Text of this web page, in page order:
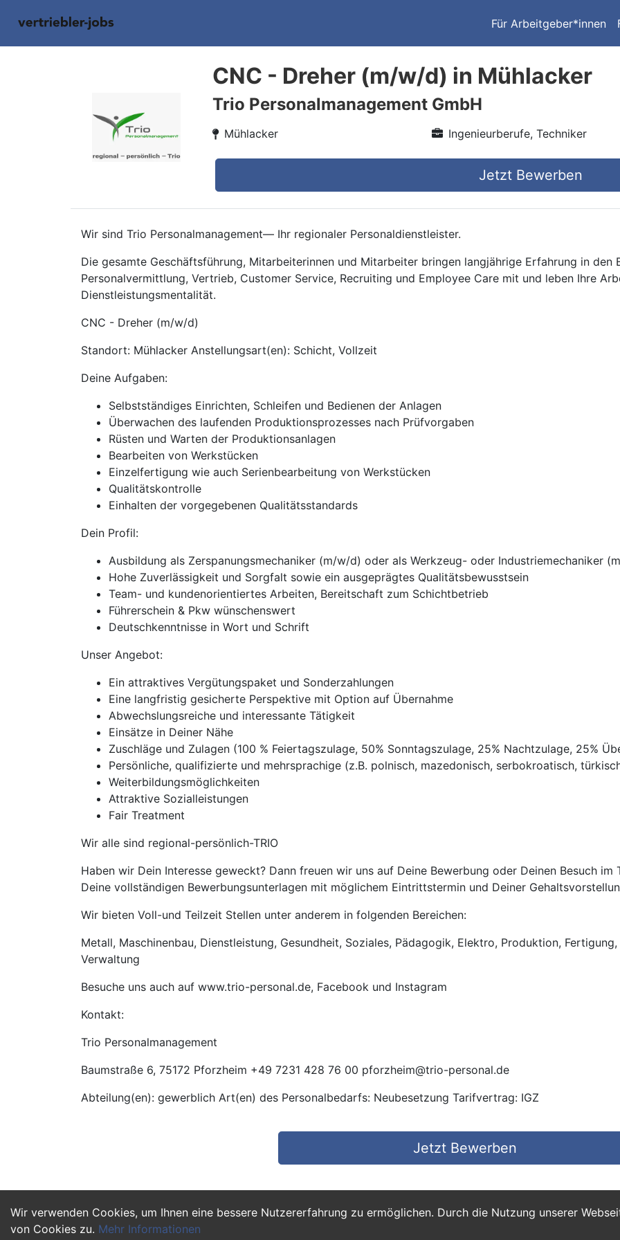
Für Arbeitgeber*innen
Wir verwenden Cookies, um Ihnen eine bessere Nutzererfahrung zu ermöglichen. Durch die Nutzung unserer
von Cookies zu. Mehr Informationen
CNC - Dreher (m/w/d) in Mühlacker
Trio Personalmanagement GmbH
Mühlacker Ingenieurberufe, Techniker
Jetzt Bewerben
Wir sind Trio Personalmanagement— Ihr regionaler Personaldienstleister.
Die gesamte Geschäftsführung, Mitarbeiterinnen und Mitarbeiter bringen langjährige Erfahrung in den
Personalvermittlung, Vertrieb, Customer Service, Recruiting und Employee Care mit und leben Ihre
Dienstleistungsmentalität.
CNC - Dreher (m/w/d)
Standort: Mühlacker Anstellungsart(en): Schicht, Vollzeit
Deine Aufgaben:
Selbstständiges Einrichten, Schleifen und Bedienen der Anlagen
Überwachen des laufenden Produktionsprozesses nach Prüfvorgaben
Rüsten und Warten der Produktionsanlagen
Bearbeiten von Werkstücken
Einzelfertigung wie auch Serienbearbeitung von Werkstücken
Qualitätskontrolle
Einhalten der vorgegebenen Qualitätsstandards
Dein Profil:
Ausbildung als Zerspanungsmechaniker (m/w/d) oder als Werkzeug- oder Industriemechaniker
Hohe Zuverlässigkeit und Sorgfalt sowie ein ausgeprägtes Qualitätsbewusstsein
Team- und kundenorientiertes Arbeiten, Bereitschaft zum Schichtbetrieb
Führerschein & Pkw wünschenswert
Deutschkenntnisse in Wort und Schrift
Unser Angebot:
Ein attraktives Vergütungspaket und Sonderzahlungen
Eine langfristig gesicherte Perspektive mit Option auf Übernahme
Abwechslungsreiche und interessante Tätigkeit
Einsätze in Deiner Nähe
Zuschläge und Zulagen (100 % Feiertagszulage, 50% Sonntagszulage, 25% Nachtzulage, 25%
Persönliche, qualifizierte und mehrsprachige (z.B. polnisch, mazedonisch, serbokroatisch,
Weiterbildungsmöglichkeiten
Attraktive Sozialleistungen
Fair Treatment
Wir alle sind regional-persönlich-TRIO
Haben wir Dein Interesse geweckt? Dann freuen wir uns auf Deine Bewerbung oder Deinen Besuch
Deine vollständigen Bewerbungsunterlagen mit möglichem Eintrittstermin und Deiner
Wir bieten Voll-und Teilzeit Stellen unter anderem in folgenden Bereichen:
Metall, Maschinenbau, Dienstleistung, Gesundheit, Soziales, Pädagogik, Elektro, Produktion,
Verwaltung
Besuche uns auch auf www.trio-personal.de, Facebook und Instagram
Kontakt:
Trio Personalmanagement
Baumstraße 6, 75172 Pforzheim +49 7231 428 76 00 pforzheim@trio-personal.de
Abteilung(en): gewerblich Art(en) des Personalbedarfs: Neubesetzung Tarifvertrag: IGZ
Jetzt Bewerben